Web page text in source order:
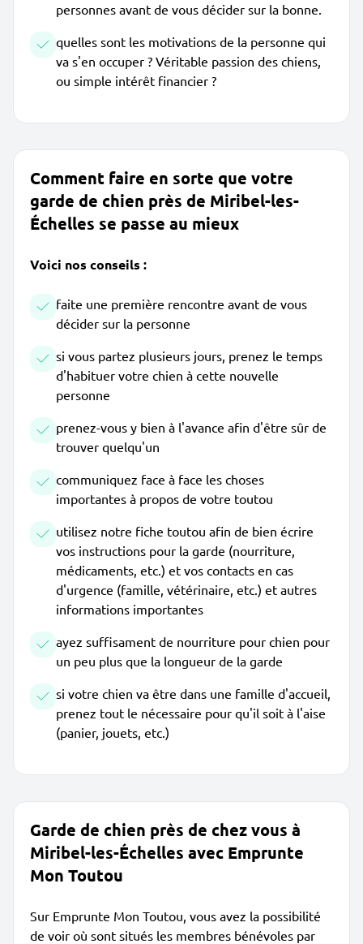
personnes avant de vous décider sur la bonne.
quelles sont les motivations de la personne qui
va s'en occuper ? Véritable passion des chiens,
ou simple intérêt financier ?
Comment faire en sorte que votre
garde de chien près de Miribel-les-
Échelles se passe au mieux
Voici nos conseils :
faite une première rencontre avant de vous
décider sur la personne
si vous partez plusieurs jours, prenez le temps
d'habituer votre chien à cette nouvelle
personne
prenez-vous y bien à l'avance afin d'être sûr de
trouver quelqu'un
communiquez face à face les choses
importantes à propos de votre toutou
utilisez notre fiche toutou afin de bien écrire
vos instructions pour la garde (nourriture,
médicaments, etc.) et vos contacts en cas
d'urgence (famille, vétérinaire, etc.) et autres
informations importantes
ayez suffisament de nourriture pour chien pour
un peu plus que la longueur de la garde
si votre chien va être dans une famille d'accueil,
prenez tout le nécessaire pour qu'il soit à l'aise
(panier, jouets, etc.)
Garde de chien près de chez vous à
Miribel-les-Échelles avec Emprunte
Mon Toutou
Sur Emprunte Mon Toutou, vous avez la possibilité
de voir où sont situés les membres bénévoles par